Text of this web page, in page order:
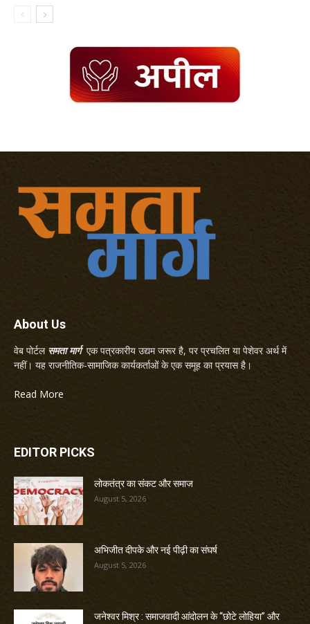
About Us
वेब पोर्टल समता मार्गएक पत्रकारीय उद्यम जरूर है, पर प्रचलित या पेशेवर अर्थ में
नहीं। यह राजनीतिक-सामाजिक कार्यकर्ताओं के एक समूह का प्रयास है।
Read More
EDITOR PICKS
लोकतंत्र का संकट और समाज
August 5, 2026
अभिजीत दीपके और नई पीढ़ी का संघर्ष
August 5, 2026
जनेश्वर मिश्र : समाजवादी आंदोलन के “छोटे लोहिया” और